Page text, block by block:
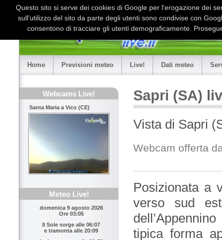
Home Previsioni meteo Live! Dati meteo
Webcams Live!
Santa Maria a Vico (CE)
Meteo Live!
domenica 9 agosto 2026
Ore 03:05
Il Sole sorge alle 06:07
e tramonta alle 20:09
Sapri (SA)
Vista di Sapri
Webcam offerta
Posizionata a
verso sud
tipica forma
Questo sito si serve dei cookies di Google per l'erogazione dei
sull'utilizzo del sito da parte degli utenti sono condivise con
consentono di tracciare gli utenti demograficamente.